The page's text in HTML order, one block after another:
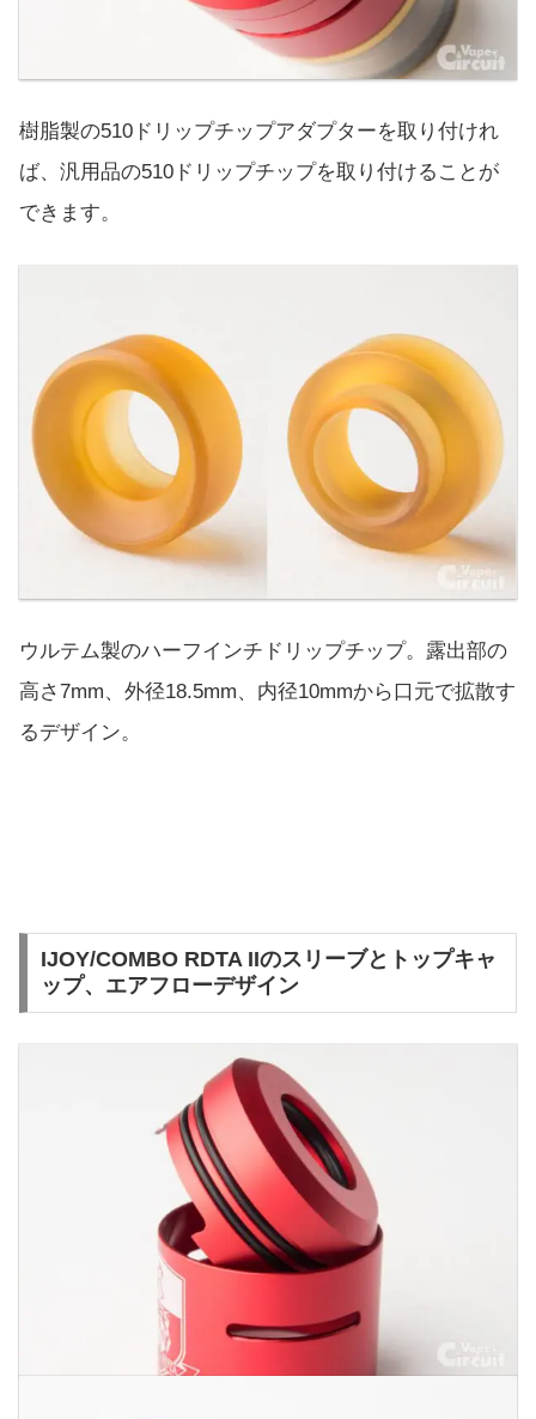
樹脂製の510ドリップチップアダプターを取り付けれ
ば、汎用品の510ドリップチップを取り付けることが
できます。
ウルテム製のハーフインチドリップチップ。露出部の
高さ7mm、外径18.5mm、内径10mmから口元で拡散す
るデザイン。
IJOY/COMBO RDTA IIのスリーブとトップキャ
ップ、エアフローデザイン